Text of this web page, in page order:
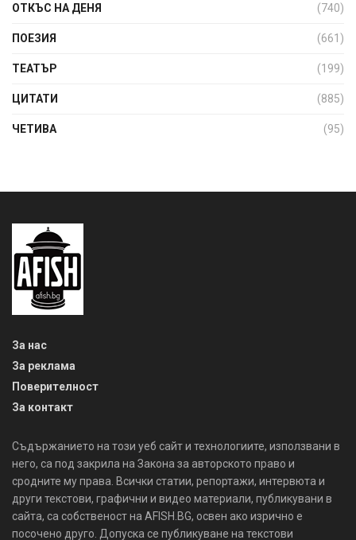
ОТКЪС НА ДЕНЯ (740)
ПОЕЗИЯ (661)
ТЕАТЪР (199)
ЦИТАТИ (885)
ЧЕТИВА (95)
За нас
За реклама
Поверителност
За контакт
Съдържанието на този уеб сайт и технологиите, използвани в
него, са под закрила на Закона за авторското право и
сродните му права. Всички статии, репортажи, интервюта и
други текстови, графични и видео материали, публикувани в
сайта, са собственост на AFISH.BG, освен ако изрично е
посочено друго. Допуска се публикуване на текстови